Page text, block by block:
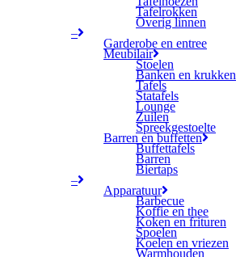
Tafelrokken
Overig linnen
–
Garderobe en entree
Meubilair
Stoelen
Banken en krukken
Tafels
Statafels
Lounge
Zuilen
Spreekgestoelte
Barren en buffetten
Buffettafels
Barren
Biertaps
–
Apparatuur
Barbecue
Koffie en thee
Koken en frituren
Spoelen
Koelen en vriezen
Warmhouden